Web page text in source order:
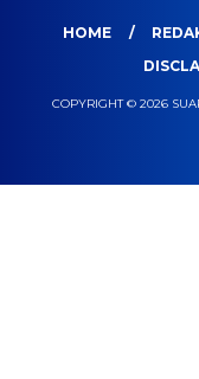
HOME
COPYRIGHT © 2026